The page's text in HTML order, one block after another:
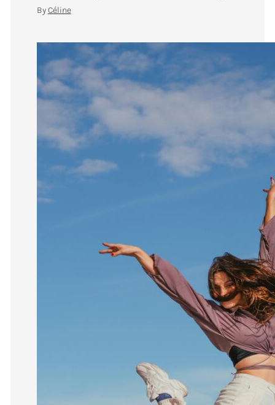
ByCéline